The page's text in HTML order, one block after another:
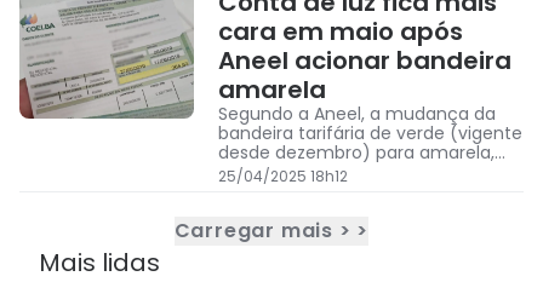
cara em maio após
Aneel acionar bandeira
amarela
Segundo a Aneel, a mudança da
bandeira tarifária de verde (vigente
desde dezembro) para amarela,
com o aumento no valor da conta
de luz, ocorre devido à redução das
25/04/2025 18h12
Carregar mais > >
Mais lidas